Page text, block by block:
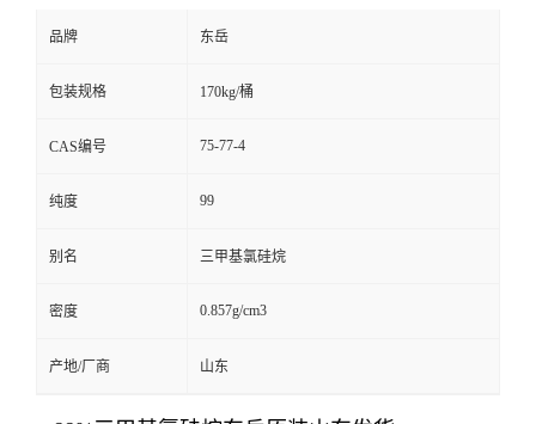
品牌 东岳
包装规格 170kg/桶
CAS编号 75-77-4
纯度 99
别名 三甲基氯硅烷
密度 0.857g/cm3
产地/厂商 山东